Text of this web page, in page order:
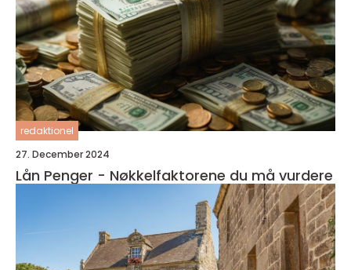
redaktionel
27. December 2024
Lån Penger - Nøkkelfaktorene du må vurdere